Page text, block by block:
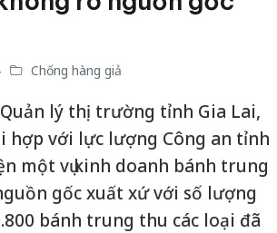
Chống hàng giả
Quản lý thị trường tỉnh Gia Lai,
hợp với lực lượng Công an tỉnh
một vụ kinh doanh bánh trung
gốc xuất xứ với số lượng
bánh trung thu các loại đã